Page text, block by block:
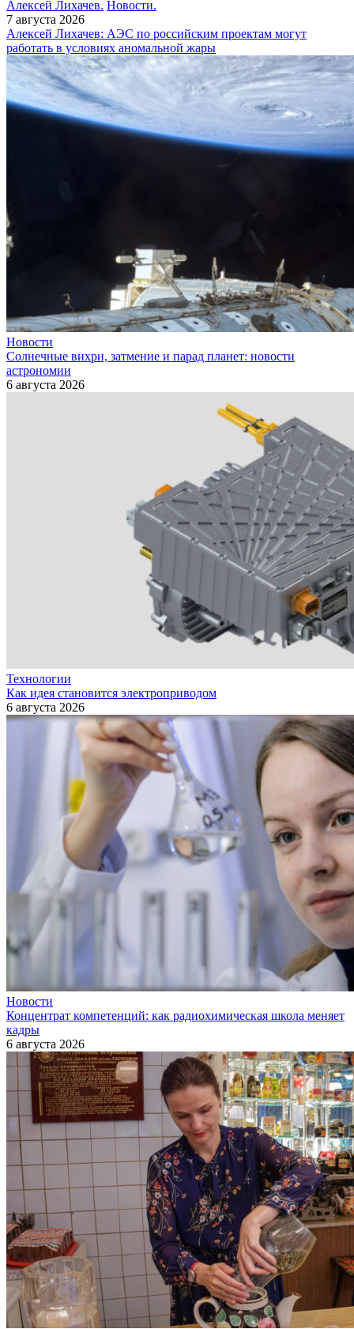
Алексей Лихачев. Новости.
7 августа 2026
Алексей Лихачев: АЭС по российским проектам могут
работать в условиях аномальной жары
Новости
Солнечные вихри, затмение и парад планет: новости
астрономии
6 августа 2026
Технологии
Как идея становится электроприводом
6 августа 2026
Новости
Концентрат компетенций: как радиохимическая школа меняет
кадры
6 августа 2026